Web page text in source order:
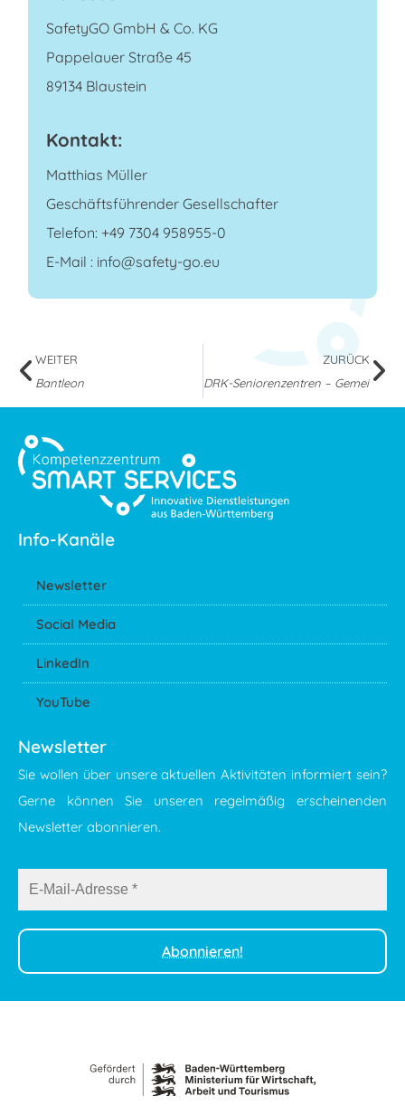
SafetyGO GmbH & Co. KG
Pappelauer Straße 45
89134 Blaustein
Kontakt:
Matthias Müller
Geschäftsführender Gesellschafter
Telefon: +49 7304 958955-0
E-Mail : info@safety-go.eu
WEITER
Bantleon
ZURÜCK
DRK-Seniorenzentren –
Info-Kanäle
Newsletter
Social Media
LinkedIn
YouTube
Newsletter
Sie wollen über unsere aktuellen Aktivitäten informiert sein?
Gerne können Sie unseren regelmäßig erscheinenden
Newsletter abonnieren.